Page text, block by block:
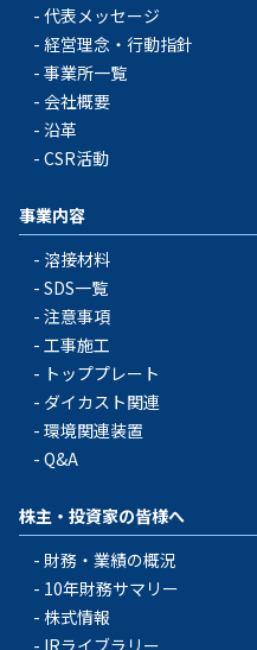
代表メッセージ
経営理念・行動指針
事業所一覧
会社概要
沿革
CSR活動
事業内容
溶接材料
SDS一覧
注意事項
工事施工
トッププレート
ダイカスト関連
環境関連装置
Q&A
株主・投資家の皆様へ
財務・業績の概況
10年財務サマリー
株式情報
IRライブラリー